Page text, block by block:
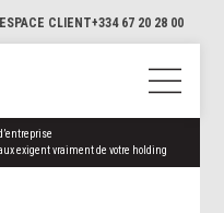
ESPACE CLIENT+334 67 20 28 00
exigent vraiment de votre holding